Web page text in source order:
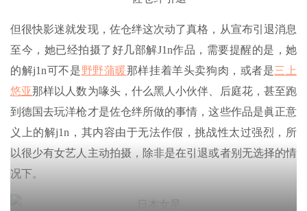
但很快影迷就发现，佐仓绊这次动了真格，从宣布引退消息
至今，她已经拍摄了好几部解J1n作品，需要提醒的是，她
的解j1n可不是野野蒲暖那样挂着羊头卖狗肉，或者是三上
悠亚那样以人数为喙头，什么黑人小伙伴、后庭花，甚至跑
到德国去玩洋枪才是佐仓绊所做的事情，这些作品是眞正意
义上的解j1n，其内容由于无法作假，挑战性太过强烈，所
以很少有女艺人主动拍摄，除非是在引退或者别无选择的情
况下。